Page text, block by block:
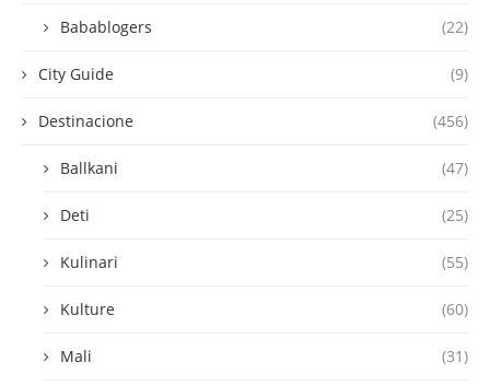
Babablogers (22)
City Guide (9)
Destinacione (456)
Ballkani (47)
Deti (25)
Kulinari (55)
Kulture (60)
Mali (31)